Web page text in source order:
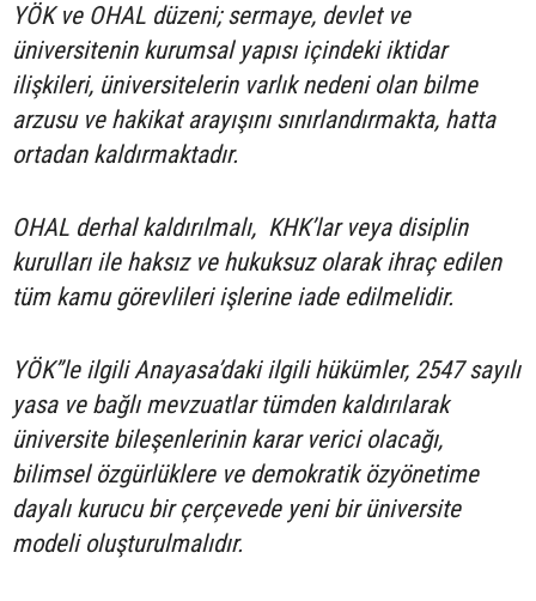
YÖK ve OHAL düzeni; sermaye, devlet ve
üniversitenin kurumsal yapısı içindeki iktidar
ilişkileri, üniversitelerin varlık nedeni olan bilme
arzusu ve hakikat arayışını sınırlandırmakta, hatta
ortadan kaldırmaktadır.
OHAL derhal kaldırılmalı, KHK’lar veya disiplin
kurulları ile haksız ve hukuksuz olarak ihraç edilen
tüm kamu görevlileri işlerine iade edilmelidir.
YÖK”le ilgili Anayasa’daki ilgili hükümler, 2547 sayılı
yasa ve bağlı mevzuatlar tümden kaldırılarak
üniversite bileşenlerinin karar verici olacağı,
bilimsel özgürlüklere ve demokratik özyönetime
dayalı kurucu bir çerçevede yeni bir üniversite
modeli oluşturulmalıdır.